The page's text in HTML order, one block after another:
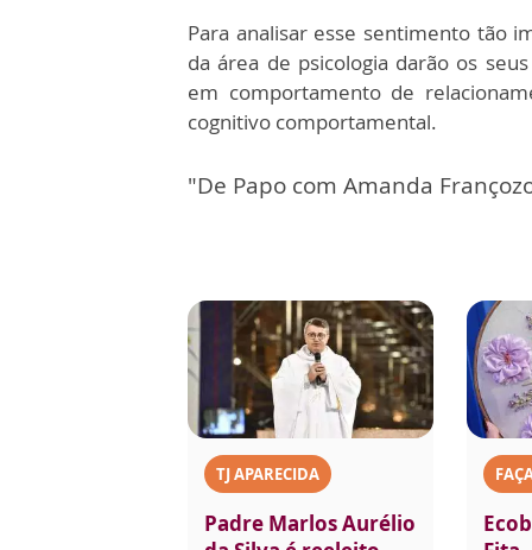
Para analisar esse sentimento tão
da área de psicologia darão os
em comportamento de
cognitivo comportamental.
"De Papo com Amanda
TJ APARECIDA
Padre Marlos Aurélio